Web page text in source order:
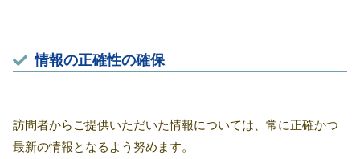
情報の正確性の確保
訪問者からご提供いただいた情報については、常に正確かつ
最新の情報となるよう努めます。